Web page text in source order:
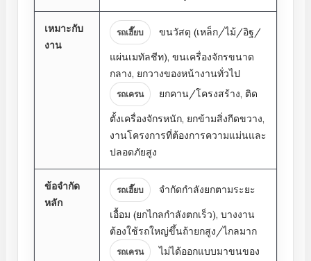
เหมาะกับ
งาน
รถเฮี๊ยบ
ขนวัสดุ (เหล็ก/ไม้/อิฐ/
แผ่นเมทัลชีท), ขนเครื่องจักรขนาด
กลาง, ยกวางของหน้างานทั่วไป
รถเครน
ยกคาน/โครงสร้าง, ติด
ตั้งเครื่องจักรหนัก, ยกข้ามสิ่งกีดขวาง,
งานโครงการที่ต้องการความแม่นและ
ปลอดภัยสูง
ข้อจำกัด
หลัก
รถเฮี๊ยบ
จำกัดกำลังยกตามระยะ
เอื้อม (ยกไกลกำลังตกเร็ว), บางงาน
ต้องใช้รถใหญ่ขึ้นถ้ายกสูง/ไกลมาก
รถเครน
ไม่ได้ออกแบบมาขนของ